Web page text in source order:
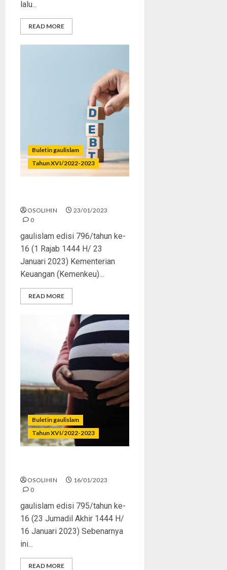
lalu...
READ MORE
Buletin gaulislam
Tahun XVI/2022-2023
OSOLIHIN
23/01/2023
0
gaulislam edisi 796/tahun ke-
16 (1 Rajab 1444 H/ 23
Januari 2023) Kementerian
Keuangan (Kemenkeu)...
READ MORE
Buletin gaulislam
Tahun XVI/2022-2023
OSOLIHIN
16/01/2023
0
gaulislam edisi 795/tahun ke-
16 (23 Jumadil Akhir 1444 H/
16 Januari 2023) Sebenarnya
ini...
READ MORE